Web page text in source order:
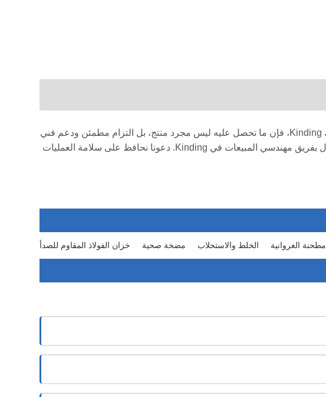
يعد صمام الحجاب الحاجز الصحي عالي الجودة بمثابة حجر الزاوية الأمني ​​الذي لا غنى عنه لمصنعك الذكي. باختيارك Kinding، فإن ما تحصل عليه ليس مجرد منتج، بل التزام مطمئن ودعم فني
شامل. إذا كنت تخطط لخط إنتاج جديد أو تخطط لترقية وشراء معدات السلامة الموجودة، فإننا ندعوك بشدة للاتصال بفريق مهندسي المبيعات في Kinding. دعونا نحافظ على سلامة العمليات
خزان الفولاذ المقاوم للصدأ مضخة صحية الخلط والاستحلاب مطحنة الغروانية